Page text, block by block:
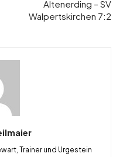
Altenerding – SV
Walpertskirchen 7:2
Trainer und Urgestein